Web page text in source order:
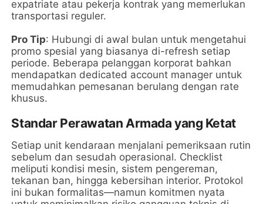
expatriate atau pekerja kontrak yang memerlukan
transportasi reguler.
Pro Tip: Hubungi di awal bulan untuk mengetahui
promo spesial yang biasanya di-refresh setiap
periode. Beberapa pelanggan korporat bahkan
mendapatkan dedicated account manager untuk
memudahkan pemesanan berulang dengan rate
khusus.
Standar Perawatan Armada yang Ketat
Setiap unit kendaraan menjalani pemeriksaan rutin
sebelum dan sesudah operasional. Checklist
meliputi kondisi mesin, sistem pengereman,
tekanan ban, hingga kebersihan interior. Protokol
ini bukan formalitas—namun komitmen nyata